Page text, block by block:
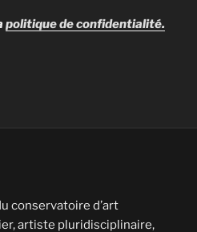
politique de confidentialité.
conservatoire d’art
artiste pluridisciplinaire,